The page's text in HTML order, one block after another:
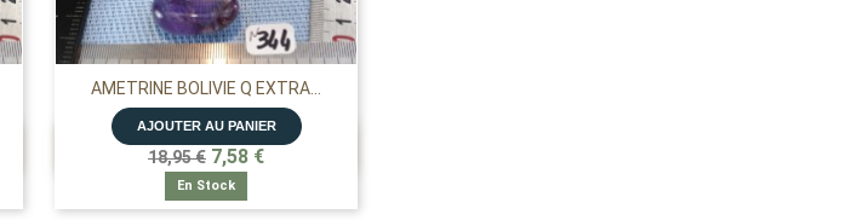
AMETRINE BOLIVIE Q EXTRA...
AJOUTER AU PANIER
18,95 € 7,58 €
En Stock
APERÇU RAPIDE